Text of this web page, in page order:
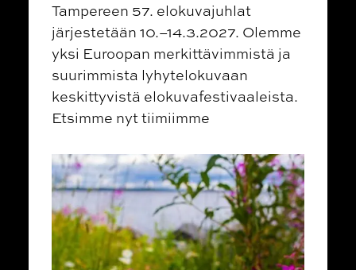
Tampereen 57. elokuvajuhlat
järjestetään 10.–14.3.2027. Olemme
yksi Euroopan merkittävimmistä ja
suurimmista lyhytelokuvaan
keskittyvistä elokuvafestivaaleista.
Etsimme nyt tiimiimme